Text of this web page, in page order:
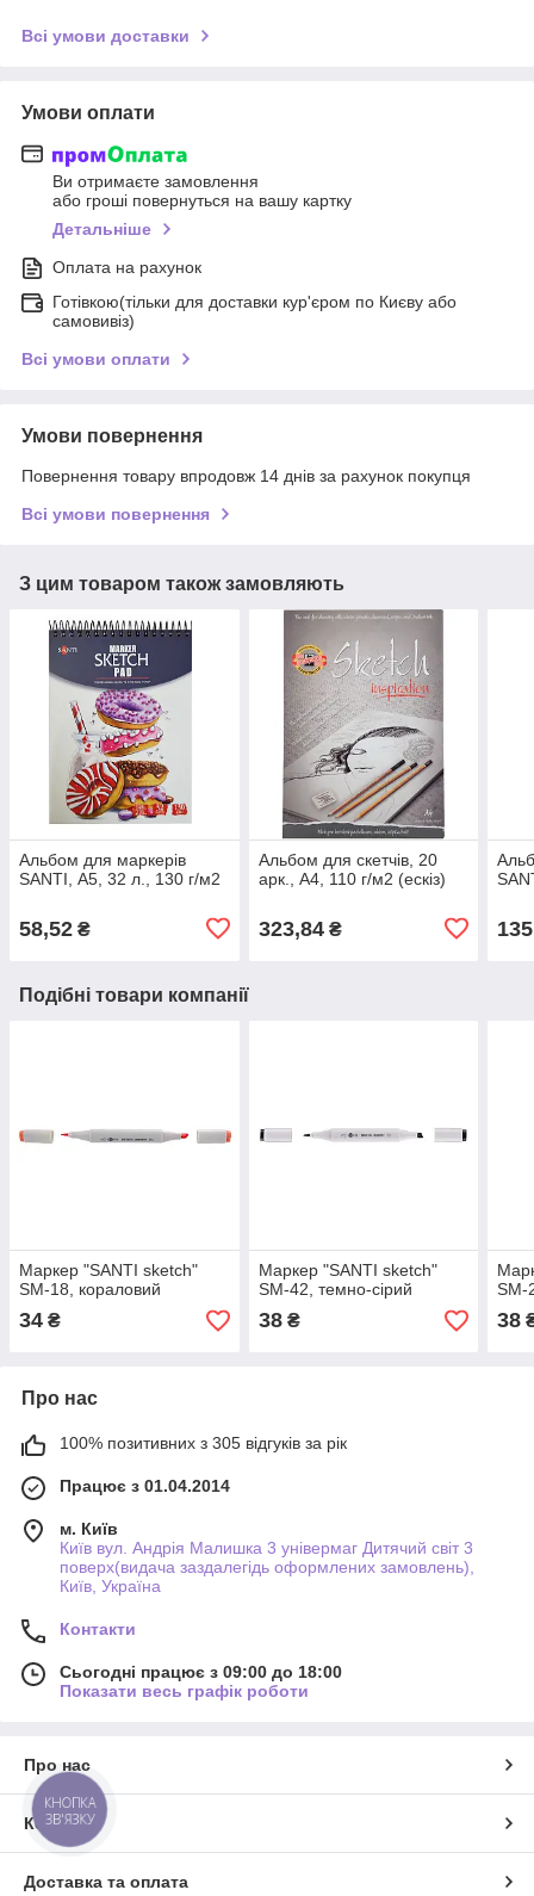
Всі умови доставки
Умови оплати
Ви отримаєте замовлення
або гроші повернуться на вашу картку
Детальніше
Оплата на рахунок
Готівкою(тільки для доставки кур'єром по Києву або
самовивіз)
Всі умови оплати
Умови повернення
Повернення товару впродовж 14 днів за рахунок покупця
Всі умови повернення
З цим товаром також замовляють
Альбом для маркерів
SANTI, А5, 32 л., 130 г/м2
58,52 ₴
Альбом для скетчів, 20
арк., А4, 110 г/м2 (ескіз)
323,84₴
Подібні товари компанії
Маркер "SANTI sketch"
SM-18, кораловий
34 ₴
Маркер "SANTI sketch"
SM-42, темно-сірий
38₴
SM-
38
Про нас
100% позитивних з 305 відгуків за рік
Працює з 01.04.2014
м. Київ
Київ вул. Андрія Малишка 3 універмаг Дитячий світ 3
поверх(видача заздалегідь оформлених замовлень),
Київ, Україна
Контакти
Сьогодні працює з 09:00 до 18:00
Показати весь графік роботи
Про нас
Контакти
Доставка та оплата
КНОПКА
ЗВ'ЯЗКУ